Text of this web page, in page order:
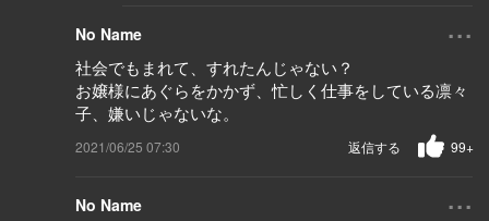
No Name ...
社会でもまれて、すれたんじゃない？
お嬢様にあぐらをかかず、忙しく仕事をしている凛々
子、嫌いじゃないな。
2021/06/25 07:30 99+
返信する
No Name ...